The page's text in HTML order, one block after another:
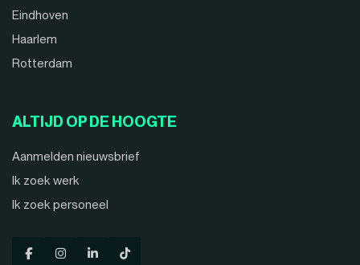
Eindhoven
Haarlem
Rotterdam
ALTIJD OP DE HOOGTE
Aanmelden nieuwsbrief
Ik zoek werk
Ik zoek personeel